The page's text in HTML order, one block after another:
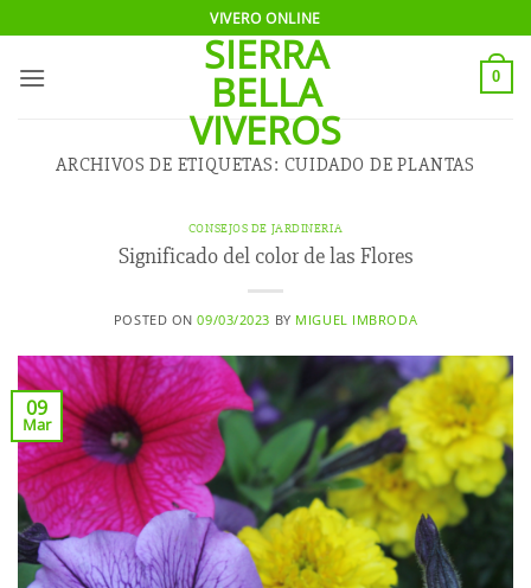
al
contenido
VIVERO ONLINE
SIERRA
BELLA
VIVEROS
0
ARCHIVOS DE ETIQUETAS: CUIDADO DE PLANTAS
CONSEJOS DE JARDINERIA
Significado del color de las Flores
POSTED ON09/03/2023 BY MIGUEL IMBRODA
09
Mar